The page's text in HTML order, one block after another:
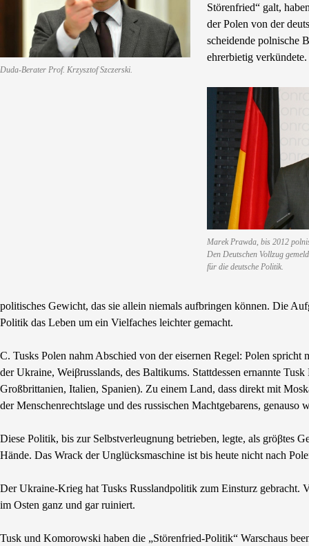
Duda-Berater Prof. Krzysztof Szczerski.
Störenfried“ galt,
der Polen von der
scheidende polnische
ehrerbietig verkündete.
Marek Prawda, bis 2012
Den Deutschen Vollzug
für die deutsche Politik.
politisches Gewicht, das sie allein niemals aufbringen können. Die
Politik das Leben um ein Vielfaches leichter gemacht.
C. Tusks Polen nahm Abschied von der eisernen Regel: Polen
der Ukraine, Weiβrusslands, des Baltikums. Stattdessen ernannte
Großbrittanien, Italien, Spanien). Zu einem Land, dass direkt mit
der Menschenrechtslage und des russischen Machtgebarens,
Diese Politik, bis zur Selbstverleugnung betrieben, legte, als gröβtes
Hände. Das Wrack der Unglücksmaschine ist bis heute nicht nach
Der Ukraine-Krieg hat Tusks Russlandpolitik zum Einsturz gebracht.
im Osten ganz und gar ruiniert.
Tusk und Komorowski haben die „Störenfried-Politik“ Warschaus